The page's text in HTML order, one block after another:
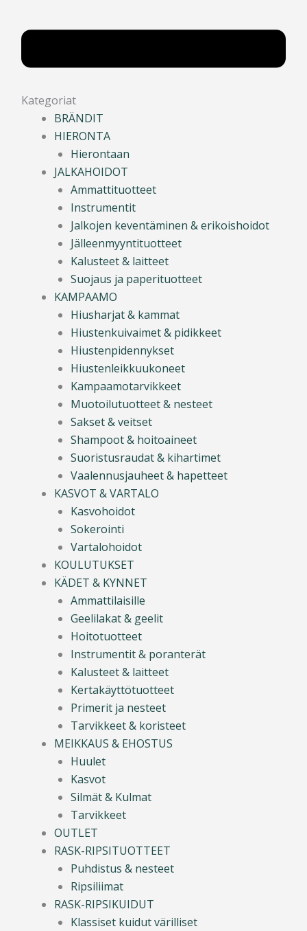
Kategoriat
BRÄNDIT
HIERONTA
Hierontaan
JALKAHOIDOT
Ammattituotteet
Instrumentit
Jalkojen keventäminen & erikoishoidot
Jälleenmyyntituotteet
Kalusteet & laitteet
Suojaus ja paperituotteet
KAMPAAMO
Hiusharjat & kammat
Hiustenkuivaimet & pidikkeet
Hiustenpidennykset
Hiustenleikkuukoneet
Kampaamotarvikkeet
Muotoilutuotteet & nesteet
Sakset & veitset
Shampoot & hoitoaineet
Suoristusraudat & kihartimet
Vaalennusjauheet & hapetteet
KASVOT & VARTALO
Kasvohoidot
Sokerointi
Vartalohoidot
KOULUTUKSET
KÄDET & KYNNET
Ammattilaisille
Geelilakat & geelit
Hoitotuotteet
Instrumentit & poranterät
Kalusteet & laitteet
Kertakäyttötuotteet
Primerit ja nesteet
Tarvikkeet & koristeet
MEIKKAUS & EHOSTUS
Huulet
Kasvot
Silmät & Kulmat
Tarvikkeet
OUTLET
RASK-RIPSITUOTTEET
Puhdistus & nesteet
Ripsiliimat
RASK-RIPSIKUIDUT
Klassiset kuidut värilliset